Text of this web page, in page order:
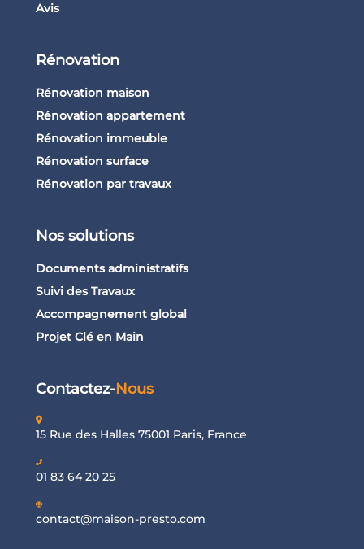
Avis
Rénovation
Rénovation maison
Rénovation appartement
Rénovation immeuble
Rénovation surface
Rénovation par travaux
Nos solutions
Documents administratifs
Suivi des Travaux
Accompagnement global
Projet Clé en Main
Contactez-Nous
15 Rue des Halles 75001 Paris, France
01 83 64 20 25
contact@maison-presto.com